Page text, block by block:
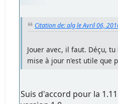
Citation de: alg le Avril 06,
Jouer avec, il faut. Déçu,
mise à jour n'est utile que
Suis d'accord pour la